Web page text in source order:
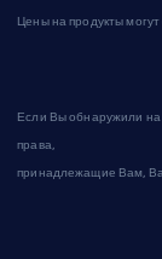
Цены на продукты
Если Вы обнаружили
права,
принадлежащие Вам,